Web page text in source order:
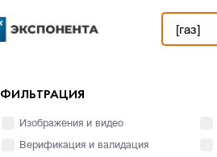
ФИЛЬТРАЦИЯ
Изображения и видео
Верификация и валидация